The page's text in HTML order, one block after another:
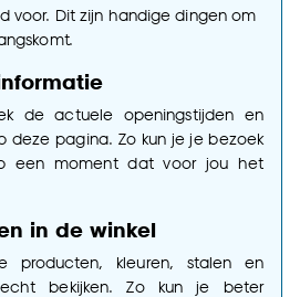
voor. Dit zijn handige dingen om
de actuele openingstijden en
deze pagina. Zo kun je je bezoek
een moment dat voor jou het
in de winkel
producten, kleuren, stalen en
bekijken. Zo kun je beter